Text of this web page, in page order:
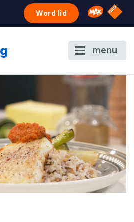
Word lid Omroep
NPO
menu